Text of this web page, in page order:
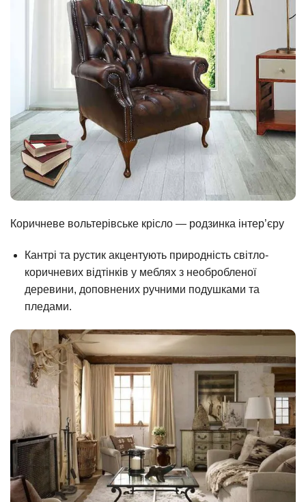
Коричневе вольтерівське крісло — родзинка інтер’єру
Кантрі та рустик акцентують природність світло-
коричневих відтінків у меблях з необробленої
деревини, доповнених ручними подушками та
пледами.